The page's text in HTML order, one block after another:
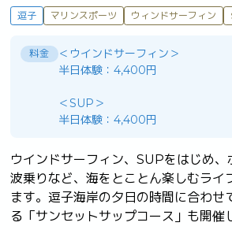
逗子 マリンスポーツ ウィンドサーフィン
料金
＜ウインドサーフィン＞
半日体験：4,400円
＜SUP＞
半日体験：4,400円
ウインドサーフィン、SUPをはじめ、
波乗りなど、海をとことん楽しむライ
ます。逗子海岸の夕日の時間に合わせ